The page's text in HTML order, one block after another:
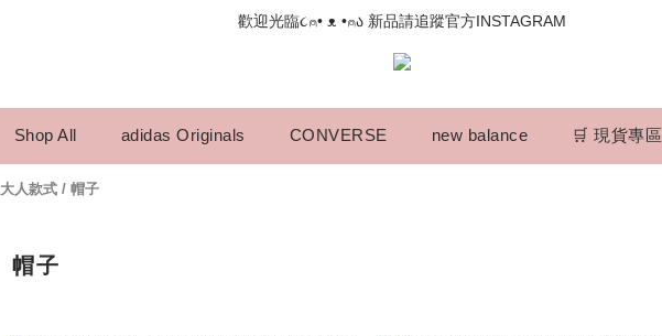
📣如果遇到結帳沒有反應，請另開瀏覽器 (不要直接從ig連結網站下單)
歡迎光臨૮⍝• ᴥ •⍝ა 新品請追蹤官方INSTAGRAM
📣如果遇到結帳沒有反應，請另開瀏覽器 (不要直接從ig連結網站下單)
Shop All adidas Originals CONVERSE new balance 🛒 現貨專區
大人款式 / 帽子
帽子